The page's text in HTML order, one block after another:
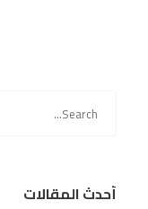
أحدث المقالات